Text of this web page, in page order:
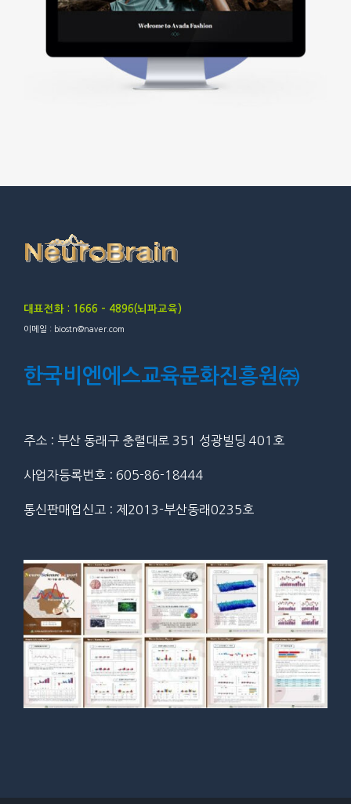
대표전화 : 1666 – 4896(뇌파교육)
이메일 : biostn@naver.com
한국비엔에스교육문화진흥원㈜
주소 : 부산 동래구 충렬대로 351 성광빌딩 401호
사업자등록번호 : 605-86-18444
통신판매업신고 : 제2013-부산동래0235호